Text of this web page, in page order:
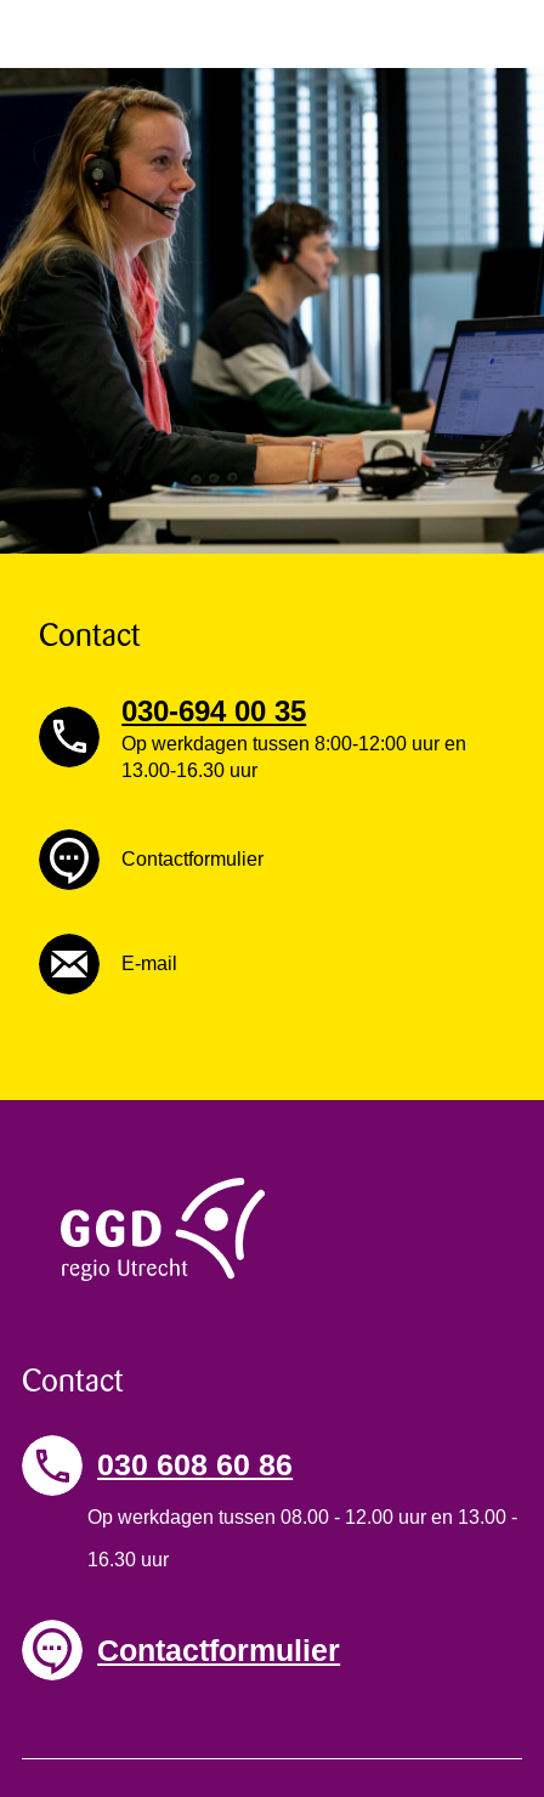
Contact
030-694 00 35
Op werkdagen tussen 8:00-12:00 uur en
13.00-16.30 uur
Contactformulier
E-mail
Contact
030 608 60 86
Op werkdagen tussen 08.00 - 12.00 uur en 13.00 -
16.30 uur
Contactformulier